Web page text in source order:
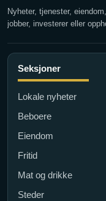
Nyheter, tjenester,
jobber, investerer eller
Seksjoner
Lokale nyheter
Beboere
Eiendom
Fritid
Mat og drikke
Steder